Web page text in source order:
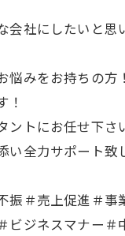
会社にしたいと思
悩みをお持ちの方！
！
ントにお任せ下さ
い全力サポート致
振＃売上促進＃
ビジネスマナー